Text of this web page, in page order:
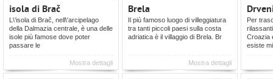
isola di Brač
L\'isola di Brač, nell\'arcipelago
della Dalmazia centrale, è una delle
isole più famose dove poter
passare le
Mostra dettagli
Brela
Il più famoso luogo di villeggiatura
tra tanti piccoli paesi sulla costa
adriatica è il villaggio di Brela. Br
Mostra dettagli
Per
Croazia
esiste